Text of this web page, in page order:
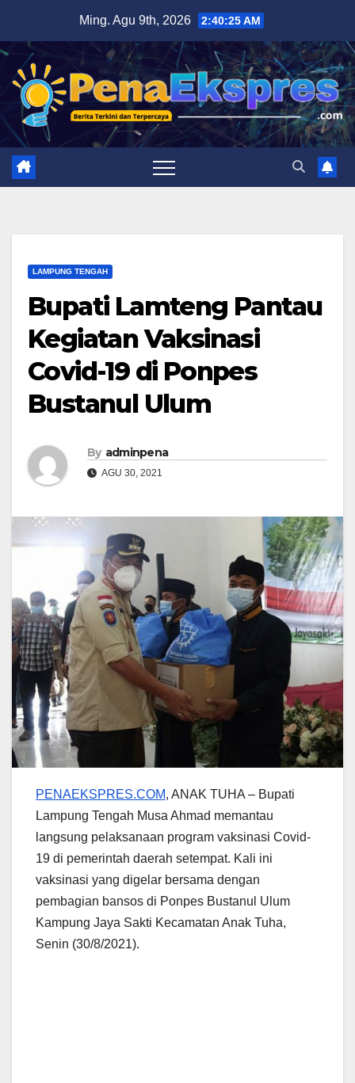
content
Ming. Agu 9th, 2026 2:40:26 AM
LAMPUNG TENGAH
Bupati Lamteng Pantau
Kegiatan Vaksinasi
Covid-19 di Ponpes
Bustanul Ulum
By adminpena
AGU 30, 2021
PENAEKSPRES.COM, ANAK TUHA – Bupati
Lampung Tengah Musa Ahmad memantau
langsung pelaksanaan program vaksinasi Covid-
19 di pemerintah daerah setempat. Kali ini
vaksinasi yang digelar bersama dengan
pembagian bansos di Ponpes Bustanul Ulum
Kampung Jaya Sakti Kecamatan Anak Tuha,
Senin (30/8/2021).